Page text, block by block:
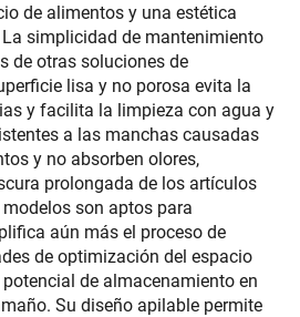
de alimentos y una estética
simplicidad de mantenimiento
de otras soluciones de
lisa y no porosa evita la
y facilita la limpieza con agua y
a las manchas causadas
y no absorben olores,
prolongada de los artículos
son aptos para
aún más el proceso de
de optimización del espacio
de almacenamiento en
Su diseño apilable permite